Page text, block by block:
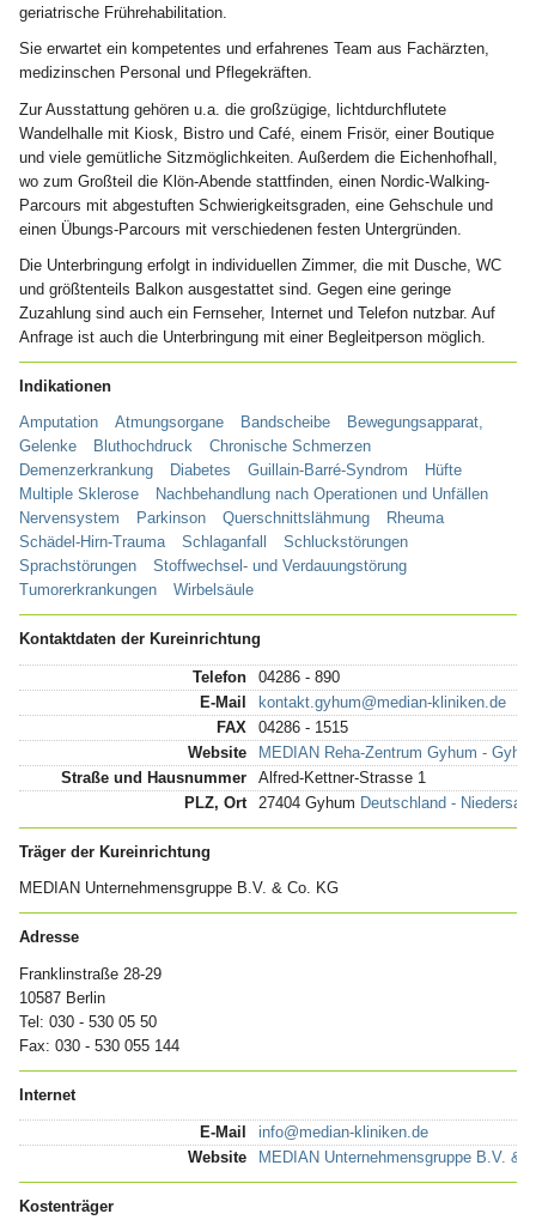
geriatrische Frührehabilitation.
Sie erwartet ein kompetentes und erfahrenes Team aus Fachärzten,
medizinschen Personal und Pflegekräften.
Zur Ausstattung gehören u.a. die großzügige, lichtdurchflutete
Wandelhalle mit Kiosk, Bistro und Café, einem Frisör, einer Boutique
und viele gemütliche Sitzmöglichkeiten. Außerdem die Eichenhofhall,
wo zum Großteil die Klön-Abende stattfinden, einen Nordic-Walking-
Parcours mit abgestuften Schwierigkeitsgraden, eine Gehschule und
einen Übungs-Parcours mit verschiedenen festen Untergründen.
Die Unterbringung erfolgt in individuellen Zimmer, die mit Dusche, WC
und größtenteils Balkon ausgestattet sind. Gegen eine geringe
Zuzahlung sind auch ein Fernseher, Internet und Telefon nutzbar. Auf
Anfrage ist auch die Unterbringung mit einer Begleitperson möglich.
Indikationen
Amputation Atmungsorgane Bandscheibe
Bewegungsapparat,
Gelenke
Bluthochdruck
Chronische Schmerzen
Demenzerkrankung
Diabetes Guillain-Barré-Syndrom
Hüfte
Multiple Sklerose
Nachbehandlung nach Operationen und Unfällen
Nervensystem
Parkinson Querschnittslähmung
Rheuma
Schädel-Hirn-Trauma
Schlaganfall
Schluckstörungen
Sprachstörungen
Stoffwechsel- und Verdauungstörung
Tumorerkrankungen
Wirbelsäule
Kontaktdaten der Kureinrichtung
Telefon
04286 - 890
E-Mail
kontakt.gyhum@median-kliniken.de
FAX
04286 - 1515
Website
MEDIAN Reha-Zentrum Gyhum -
Straße und Hausnummer
Alfred-Kettner-Strasse 1
PLZ, Ort
27404 Gyhum Deutschland -
Träger der Kureinrichtung
MEDIAN Unternehmensgruppe B.V. & Co. KG
Adresse
Franklinstraße 28-29
10587 Berlin
Tel: 030 - 530 05 50
Fax: 030 - 530 055 144
Internet
E-Mail
info@median-kliniken.de
Website
MEDIAN Unternehmensgruppe B.V. &
Kostenträger